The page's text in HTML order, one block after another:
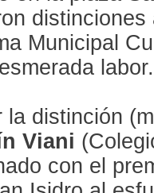
Municipal
labor.
la distinción
Viani
con el